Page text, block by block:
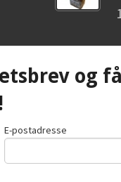
og
E-postadresse